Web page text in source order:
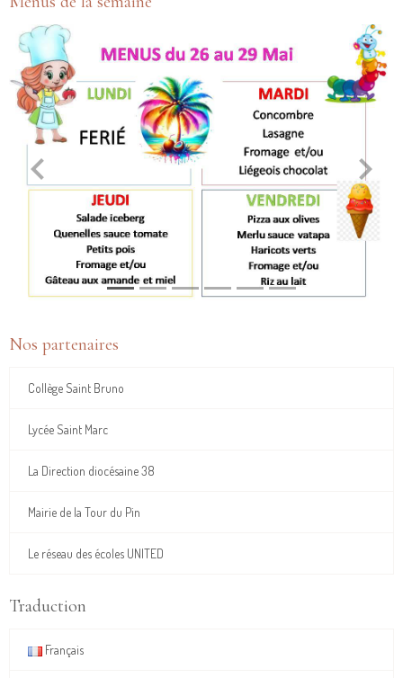
Nos partenaires
Collège Saint Bruno
Lycée Saint Marc
La Direction diocésaine 38
Mairie de la Tour du Pin
Le réseau des écoles UNITED
Traduction
Français